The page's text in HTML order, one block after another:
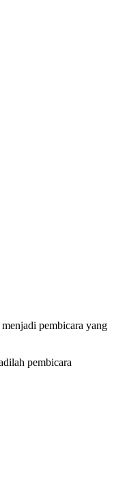
pembicara yang
pembicara